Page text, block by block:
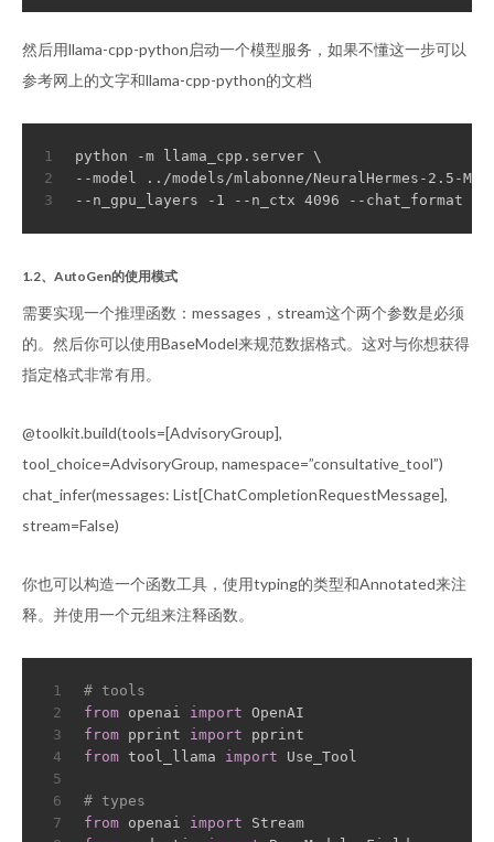
然后用llama-cpp-python启动一个模型服务，如果不懂这一步可以
参考网上的文字和llama-cpp-python的文档
1
2
3
python -m llama_cpp.server \
--model ../models/mlabonne/NeuralHermes-2.5-
--n_gpu_layers -1 --n_ctx 4096 --chat_format
1.2、AutoGen的使用模式
需要实现一个推理函数：messages，stream这个两个参数是必须
的。然后你可以使用BaseModel来规范数据格式。这对与你想获得
指定格式非常有用。
@toolkit.build(tools=[AdvisoryGroup],
tool_choice=AdvisoryGroup, namespace=”consultative_tool”)
chat_infer(messages: List[ChatCompletionRequestMessage],
stream=False)
你也可以构造一个函数工具，使用typing的类型和Annotated来注
释。并使用一个元组来注释函数。
1
2
3
4
5
6
7
# tools
from openai import OpenAI
from pprint import pprint
from tool_llama import Use_Tool
# types
from openai import Stream